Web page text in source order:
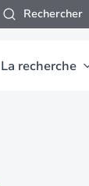
Rechercher
La recherche